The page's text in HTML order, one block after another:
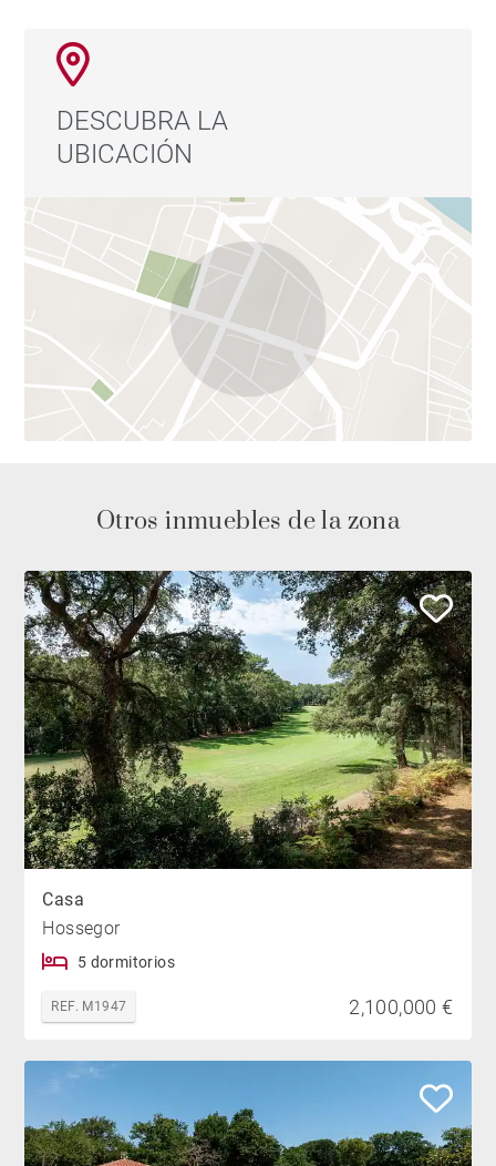
DESCUBRA LA
UBICACIÓN
Otros inmuebles de la zona
Casa
Hossegor
5 dormitorios
REF. M1947 2,100,000 €